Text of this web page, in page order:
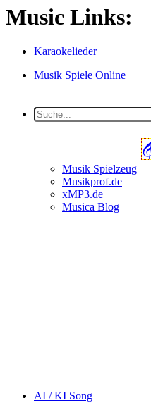
Music Links:
Karaokelieder
Musik Spiele Online
Musik Spielzeug
Musikprof.de
xMP3.de
Musica Blog
AI / KI Song